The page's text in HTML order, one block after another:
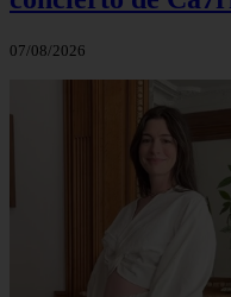
07/08/2026